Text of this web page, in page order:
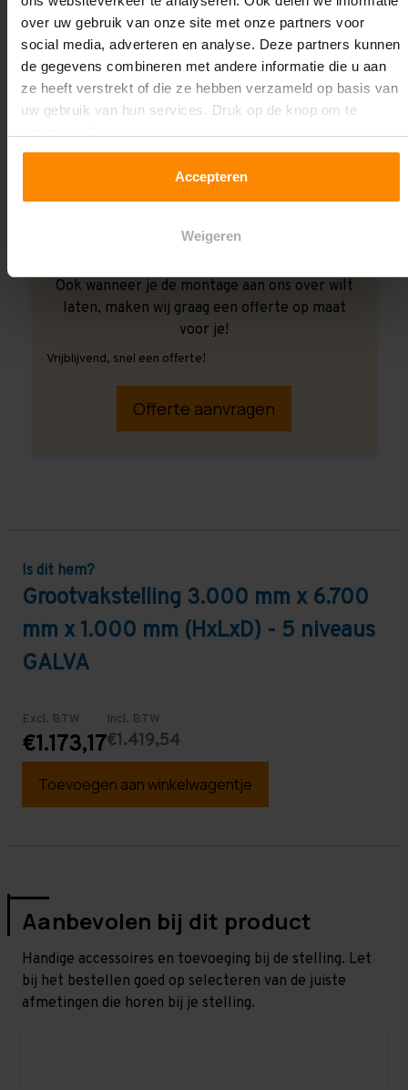
over uw gebruik van onze site met onze partners voor
social media, adverteren en analyse. Deze partners kunnen
de gegevens combineren met andere informatie die u aan
ze heeft verstrekt of die ze hebben verzameld op basis van
uw gebruik van hun services. Druk op de knop om te
Accepteren
Weigeren
Ook wanneer je de montage aan ons over wilt
laten, maken wij graag een offerte op maat
voor je!
Vrijblijvend, snel een offerte!
Offerte aanvragen
Is dit hem?
Grootvakstelling 3.000 mm x 6.700
mm x 1.000 mm (HxLxD) - 5 niveaus
GALVA
Excl. BTW
€1.173,17
Incl. BTW
€1.419,54
Toevoegen aan winkelwagentje
Aanbevolen bij dit product
Handige accessoires en toevoeging bij de stelling. Let
bij het bestellen goed op selecteren van de juiste
afmetingen die horen bij je stelling.